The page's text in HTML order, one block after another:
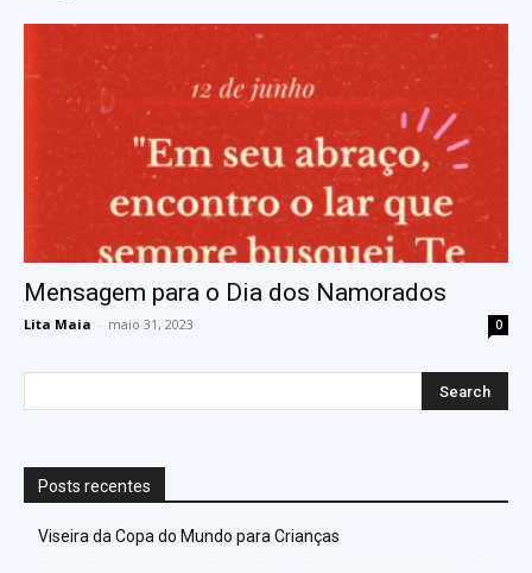
Mensagem para o Dia dos Namorados
Lita Maia - maio 31, 2023 0
Posts recentes
Viseira da Copa do Mundo para Crianças